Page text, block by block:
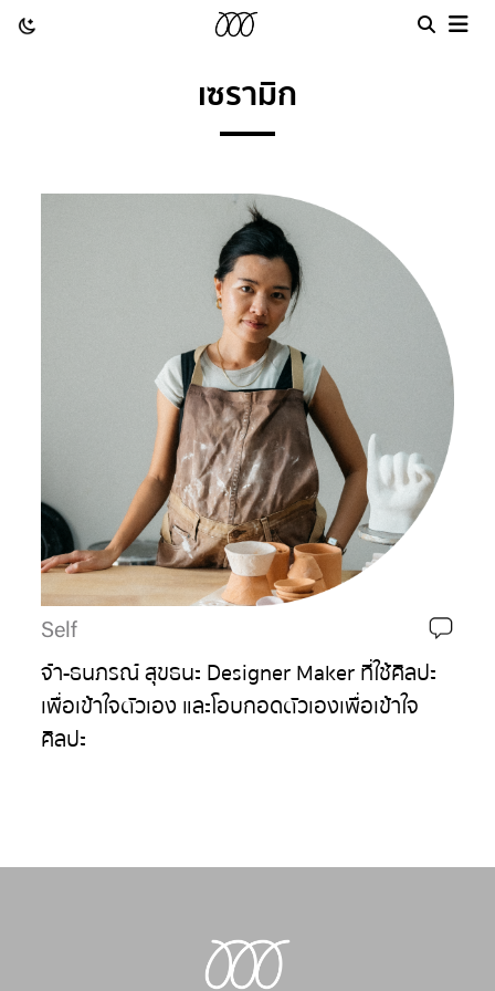
เซรามิก
Self
จ๋า-ธนภรณ์ สุขธนะ Designer Maker ที่ใช้ศิลปะ
เพื่อเข้าใจตัวเอง และโอบกอดตัวเองเพื่อเข้าใจ
ศิลปะ